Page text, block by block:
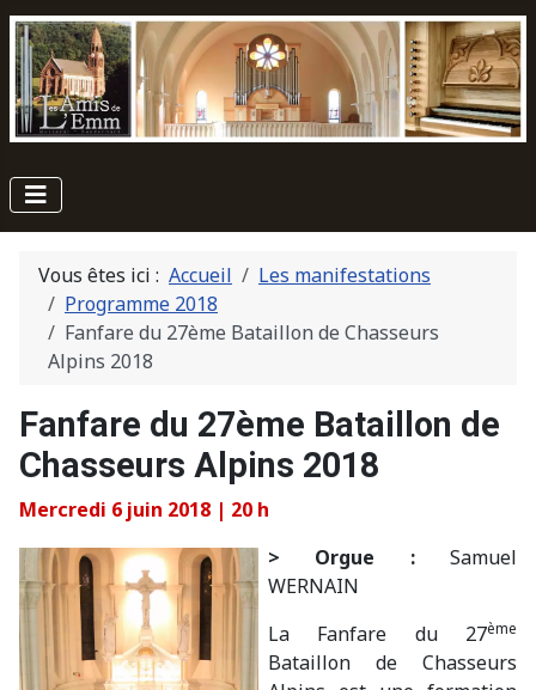
Vous êtes ici : Accueil
Les manifestations
Programme 2018
Fanfare du 27ème Bataillon de Chasseurs
Alpins 2018
Fanfare du 27ème Bataillon de
Chasseurs Alpins 2018
Mercredi 6 juin 2018 | 20 h
> Orgue :Samuel
WERNAIN
La Fanfare du 27ème
Bataillon de Chasseurs